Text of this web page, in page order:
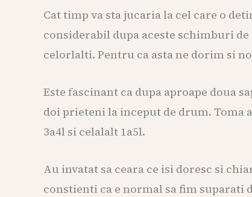
Cat timp va sta jucaria la cel care o
considerabil dupa aceste schimburi
celorlalti. Pentru ca asta ne dorim si
Este fascinant ca dupa aproape doua
doi prieteni la inceput de drum. Toma
3a4l si celalalt 1a5l.
Au invatat sa ceara ce isi doresc si
constienti ca e normal sa fim suparati